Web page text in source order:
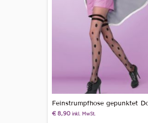
Feinstrumpfhose gepunktet
€8,90 inkl. MwSt.